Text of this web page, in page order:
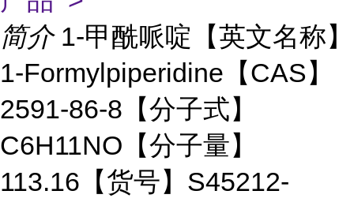
简介 1-甲酰哌啶【英文名称】
1-Formylpiperidine【CAS】
2591-86-8【分子式】
C6H11NO【分子量】
113.16【货号】S45212-